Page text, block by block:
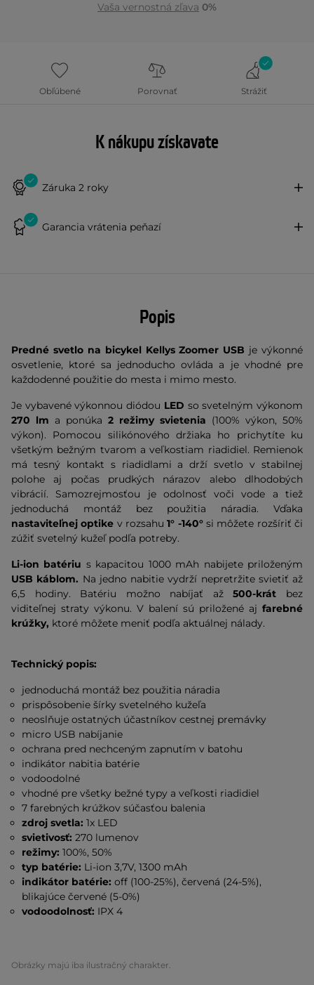
Vaša vernostná zľava 0%
Obľúbené Porovnať Strážiť
K nákupu získavate
Záruka 2 roky
Garancia vrátenia peňazí
Popis
Predné svetlo na bicykel Kellys Zoomer USB je výkonné
osvetlenie, ktoré sa jednoducho ovláda a je vhodné pre
každodenné použitie do mesta i mimo mesto.
Je vybavené výkonnou diódou LED so svetelným výkonom
270 lm a ponúka 2 režimy svietenia (100% výkon, 50%
výkon). Pomocou silikónového držiaka ho prichytíte ku
všetkým bežným tvarom a veľkostiam riadidiel. Remienok
má tesný kontakt s riadidlami a drží svetlo v stabilnej
polohe aj počas prudkých nárazov alebo dlhodobých
vibrácií. Samozrejmosťou je odolnosť voči vode a tiež
jednoduchá montáž bez použitia náradia. Vďaka
nastaviteľnej optike v rozsahu1° -140°si môžete rozšíriť či
zúžiť svetelný kužeľ podľa potreby.
Li-ion batériu s kapacitou 1000 mAh nabijete priloženým
USB káblom. Na jedno nabitie vydrží nepretržite svietiť až
6,5 hodiny. Batériu možno nabíjať až500-krát bez
viditeľnej straty výkonu. V balení sú priložené aj farebné
krúžky, ktoré môžete meniť podľa aktuálnej nálady.
Technický popis:
jednoduchá montáž bez použitia náradia
prispôsobenie šírky svetelného kužeľa
neoslňuje ostatných účastníkov cestnej premávky
micro USB nabíjanie
ochrana pred nechceným zapnutím v batohu
indikátor nabitia batérie
vodoodolné
vhodné pre všetky bežné typy a veľkosti riadidiel
7 farebných krúžkov súčasťou balenia
zdroj svetla: 1x LED
svietivosť: 270 lumenov
režimy: 100%, 50%
typ batérie: Li-ion 3,7V, 1300 mAh
indikátor batérie: off (100-25%), červená (24-5%),
blikajúce červené (5-0%)
vodoodolnosť: IPX 4
Obrázky majú iba ilustračný charakter.